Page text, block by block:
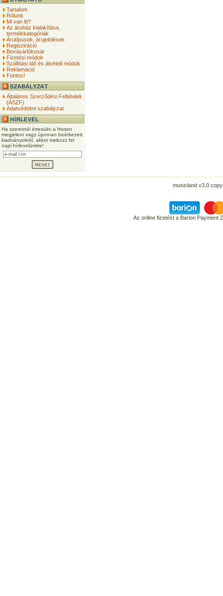
Tartalom
Rólunk
Mi van itt?
Az áruház kialakítása,
termékkategóriák
Árutípusok, árujelölések
Regisztráció
Bevásárlókosár
Fizetési módok
Szállítási idő és átvételi módok
Reklamáció
Fontos!
Általános Szerződési Feltételek
(ÁSZF)
Adatvédelmi szabályzat
Ha szeretnél értesülni a frissen
megjelent vagy újonnan beérkezett
kiadványokról, akkor iratkozz fel
napi hírlevelünkre!
musicland v3.0
Az online fizetést a Barion Payment